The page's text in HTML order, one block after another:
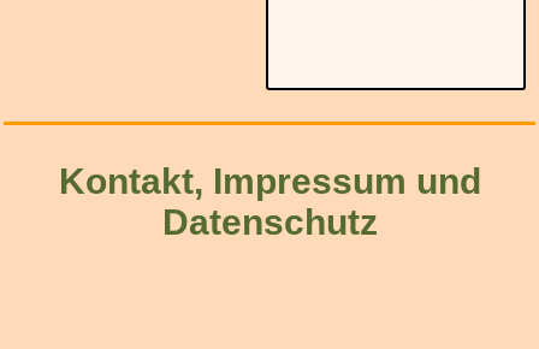
Kontakt, Impressum und
Datenschutz